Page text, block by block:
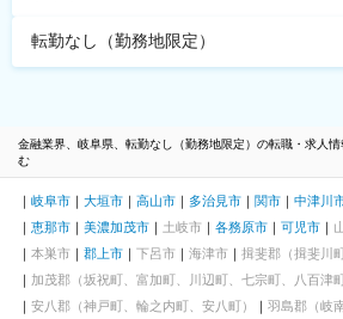
転勤なし（勤務地限定）
金融業界、岐阜県、転勤なし（勤務地限定）の転職・求人
む
岐阜市 大垣市 高山市 多治見市 関市 中津川
恵那市
美濃加茂市 土岐市 各務原市 可児市
本巣市
郡上市 下呂市 海津市
揖斐郡（揖斐川
加茂郡（坂祝町、富加町、川辺町、七宗町、八百津
安八郡（神戸町、輪之内町、安八町）
羽島郡（岐